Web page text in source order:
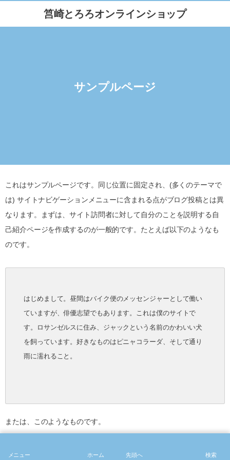
筥崎とろろオンラインショップ
サンプルページ
これはサンプルページです。同じ位置に固定され、(多くのテーマで
は) サイトナビゲーションメニューに含まれる点がブログ投稿とは異
なります。まずは、サイト訪問者に対して自分のことを説明する自
己紹介ページを作成するのが一般的です。たとえば以下のようなも
のです。
はじめまして。昼間はバイク便のメッセンジャーとして働い
ていますが、俳優志望でもあります。これは僕のサイトで
す。ロサンゼルスに住み、ジャックという名前のかわいい犬
を飼っています。好きなものはピニャコラーダ、そして通り
雨に濡れること。
または、このようなものです。
メニュー 検索
ホーム 先頭へ